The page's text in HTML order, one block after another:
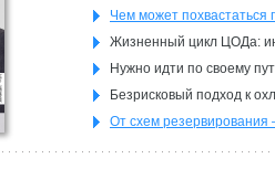
Чем может
Жизненный цикл ЦОДа:
Нужно идти по своему
Безрисковый подход к
От схем
Модульные решения как